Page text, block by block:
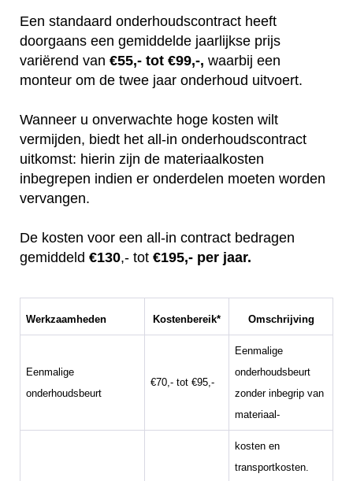
Een standaard onderhoudscontract heeft
doorgaans een gemiddelde jaarlijkse prijs
variërend van €55,- tot €99,-, waarbij een
monteur om de twee jaar onderhoud uitvoert.
Wanneer u onverwachte hoge kosten wilt
vermijden, biedt het all-in onderhoudscontract
uitkomst: hierin zijn de materiaalkosten
inbegrepen indien er onderdelen moeten worden
vervangen.
De kosten voor een all-in contract bedragen
gemiddeld €130,- tot €195,- per jaar.
Werkzaamheden Kostenbereik* Omschrijving
Eenmalige
onderhoudsbeurt
€70,- tot €95,-
Eenmalige
onderhoudsbeurt
zonder inbegrip van
materiaal-
kosten en
transportkosten.